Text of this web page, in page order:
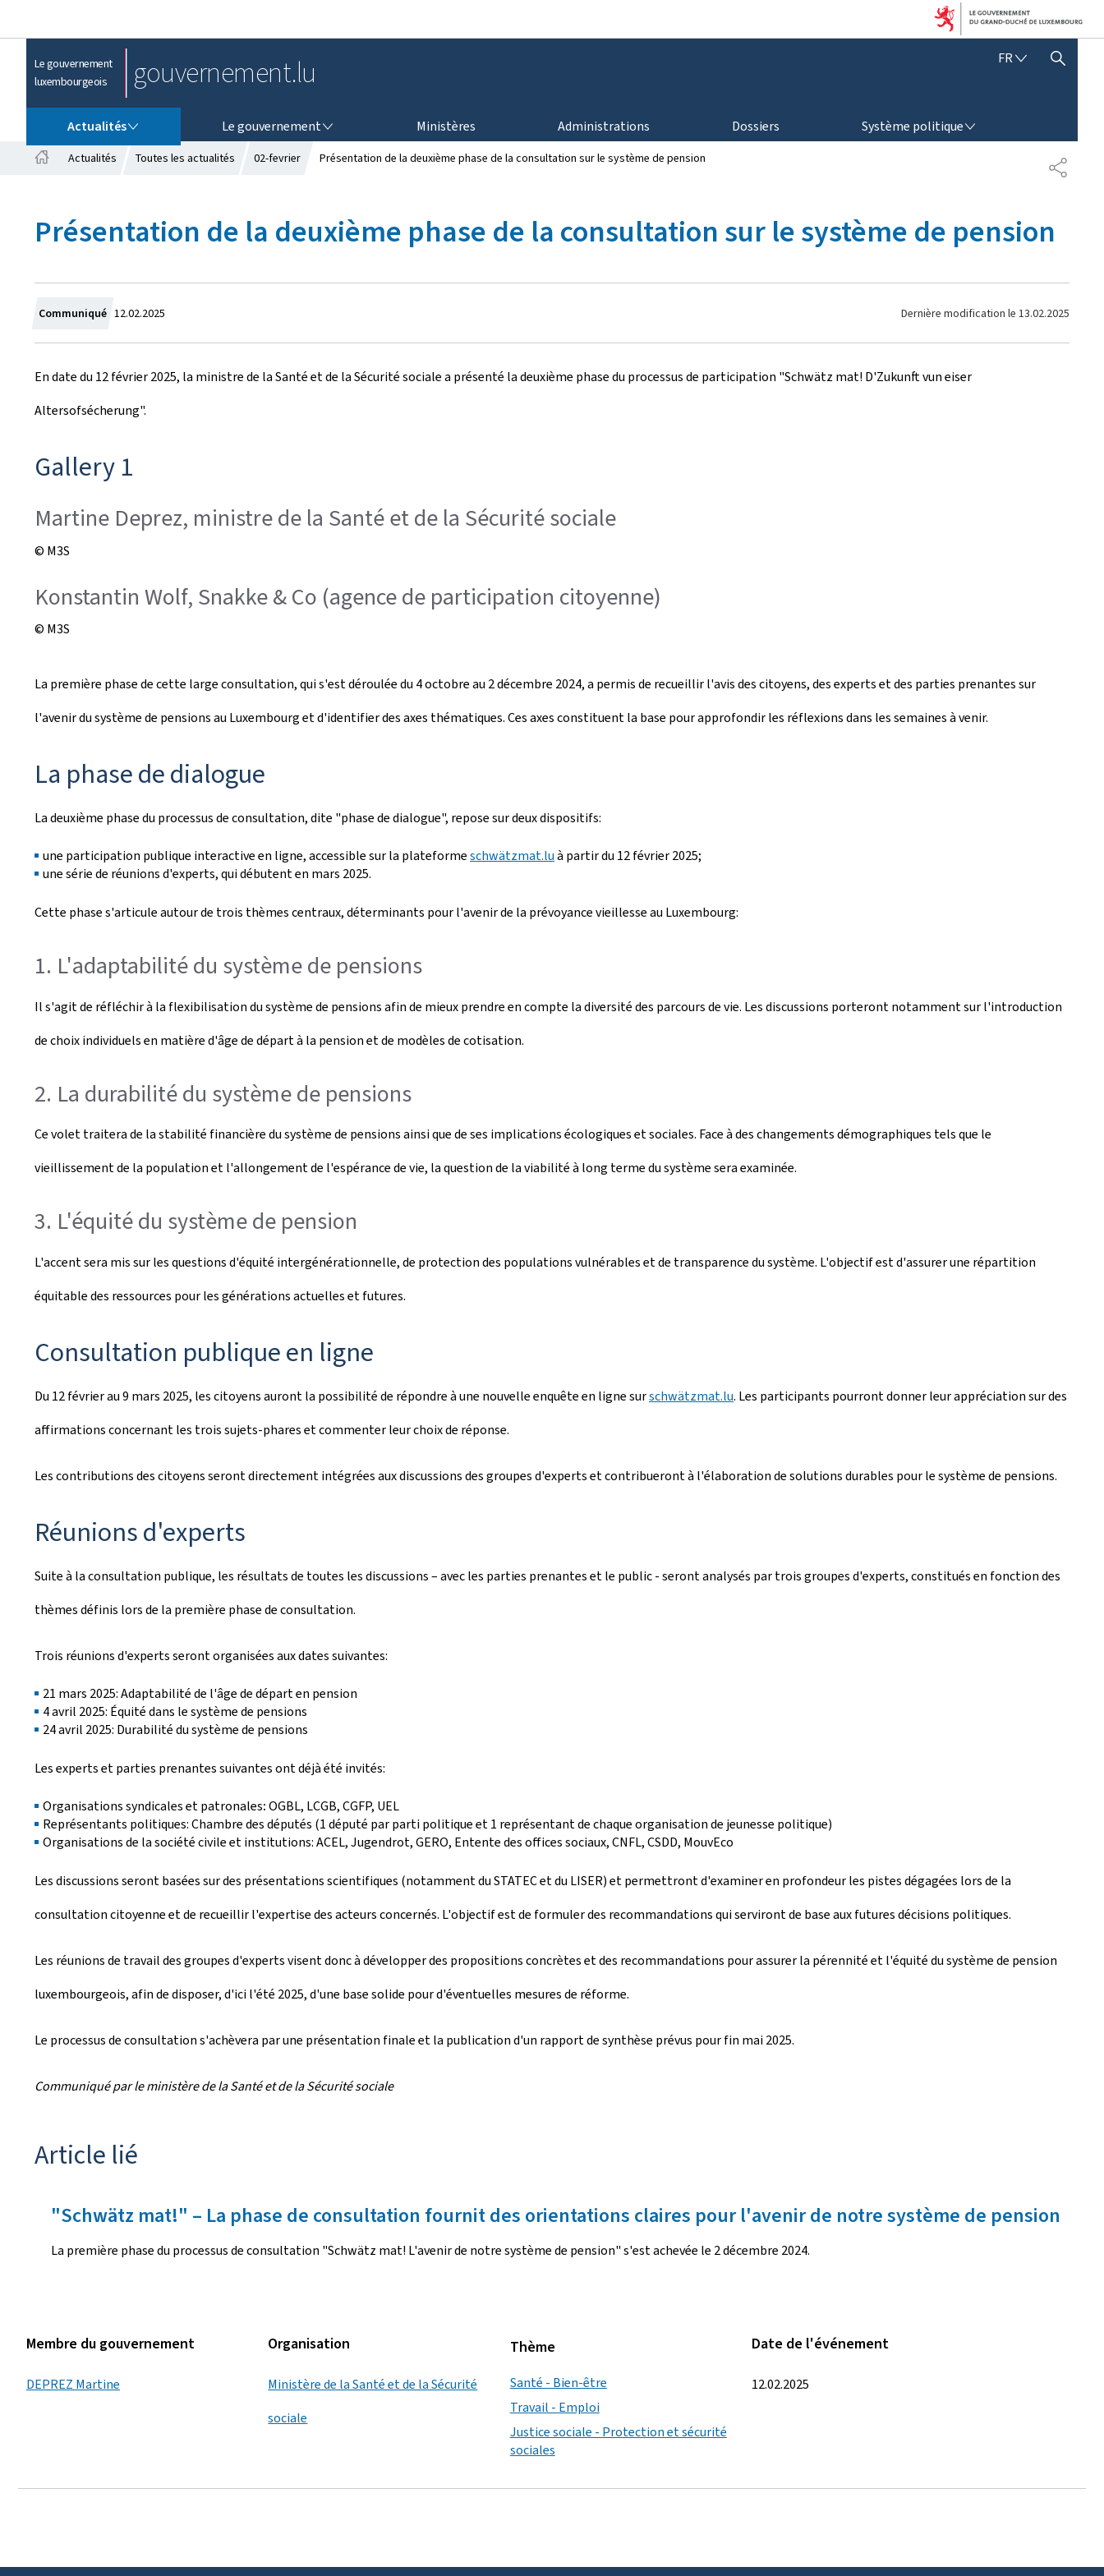
Le gouvernement
luxembourgeois
gouvernement.lu FRF
A
AFFICHER / MASQUER LA RECHERCHE
Actualités Le gouvernement Ministères Administrations Dossiers Système politique
P
A
u
e
Actualités Toutes les actualités 02-fevrier Présentation de la deuxième phase de la consultation sur le système de pension
Présentation de la deuxième phase de la consultation sur le système de pension
Communiqué C
r
é
e
12.02.2025 Dernière modification le 13.02.2025
En date du 12 février 2025, la ministre de la Santé et de la Sécurité sociale a présenté la deuxième phase du processus de participation "Schwätz mat! D'Zukunft vun eiser
Altersofsécherung".
Gallery 1
Martine Deprez, ministre de la Santé et de la Sécurité sociale
© M3S
Konstantin Wolf, Snakke & Co (agence de participation citoyenne)
© M3S
La première phase de cette large consultation, qui s'est déroulée du 4 octobre au 2 décembre 2024, a permis de recueillir l'avis des citoyens, des experts et des parties prenantes sur
l'avenir du système de pensions au Luxembourg et d'identifier des axes thématiques. Ces axes constituent la base pour approfondir les réflexions dans les semaines à venir.
La phase de dialogue
La deuxième phase du processus de consultation, dite "phase de dialogue", repose sur deux dispositifs:
une participation publique interactive en ligne, accessible sur la plateformeschwätzmat.luà partir du 12 février 2025;
une série de réunions d'experts, qui débutent en mars 2025.
Cette phase s'articule autour de trois thèmes centraux, déterminants pour l'avenir de la prévoyance vieillesse au Luxembourg:
1. L'adaptabilité du système de pensions
Il s'agit de réfléchir à la flexibilisation du système de pensions afin de mieux prendre en compte la diversité des parcours de vie. Les discussions porteront notamment sur l'introduction
de choix individuels en matière d'âge de départ à la pension et de modèles de cotisation.
2. La durabilité du système de pensions
Ce volet traitera de la stabilité financière du système de pensions ainsi que de ses implications écologiques et sociales. Face à des changements démographiques tels que le
vieillissement de la population et l'allongement de l'espérance de vie, la question de la viabilité à long terme du système sera examinée.
3. L'équité du système de pension
L'accent sera mis sur les questions d'équité intergénérationnelle, de protection des populations vulnérables et de transparence du système. L'objectif est d'assurer une répartition
équitable des ressources pour les générations actuelles et futures.
Consultation publique en ligne
Du 12 février au 9 mars 2025, les citoyens auront la possibilité de répondre à une nouvelle enquête en ligne surschwätzmat.lu. Les participants pourront donner leur appréciation sur des
affirmations concernant les trois sujets-phares et commenter leur choix de réponse.
Les contributions des citoyens seront directement intégrées aux discussions des groupes d'experts et contribueront à l'élaboration de solutions durables pour le système de pensions.
Réunions d'experts
Suite à la consultation publique, les résultats de toutes les discussions – avec les parties prenantes et le public - seront analysés par trois groupes d'experts, constitués en fonction des
thèmes définis lors de la première phase de consultation.
Trois réunions d'experts seront organisées aux dates suivantes:
21 mars 2025: Adaptabilité de l'âge de départ en pension
4 avril 2025: Équité dans le système de pensions
24 avril 2025: Durabilité du système de pensions
Les experts et parties prenantes suivantes ont déjà été invités:
Organisations syndicales et patronales:OGBL, LCGB, CGFP, UEL
Représentants politiques: Chambre des députés (1 député par parti politique et 1 représentant de chaque organisation de jeunesse politique)
Organisations de la société civile et institutions: ACEL, Jugendrot, GERO, Entente des offices sociaux, CNFL, CSDD, MouvEco
Les discussions seront basées sur des présentations scientifiques (notamment du STATEC et du LISER) et permettront d'examiner en profondeur les pistes dégagées lors de la
consultation citoyenne et de recueillir l'expertise des acteurs concernés. L'objectif est de formuler des recommandations qui serviront de base aux futures décisions politiques.
Les réunions de travail des groupes d'experts visent donc à développer des propositions concrètes et des recommandations pour assurer la pérennité et l'équité du système de pension
luxembourgeois, afin de disposer, d'ici l'été 2025, d'une base solide pour d'éventuelles mesures de réforme.
Le processus de consultation s'achèvera par une présentation finale et la publication d'un rapport de synthèse prévus pour fin mai 2025.
Communiqué par le ministère de la Santé et de la Sécurité sociale
Article lié
"Schwätz mat!" – La phase de consultation fournit des orientations claires pour l'avenir de notre système de pension
La première phase du processus de consultation "Schwätz mat! L'avenir de notre système de pension" s'est achevée le 2 décembre 2024.
Membre du gouvernement
DEPREZ Martine
Organisation
Ministère de la Santé et de la Sécurité
sociale
Thème
Santé - Bien-être
Travail - Emploi
Justice sociale - Protection et sécurité
sociales
Date de l'événement
12.02.2025